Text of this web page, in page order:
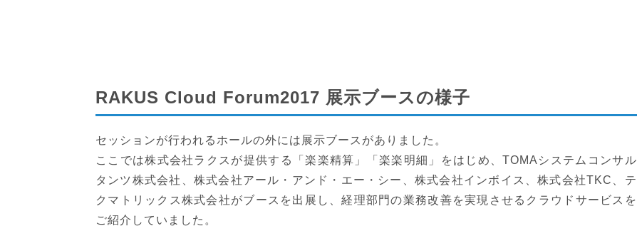
RAKUS Cloud Forum2017 展示ブースの様子
セッションが行われるホールの外には展示ブースがありました。
ここでは株式会社ラクスが提供する「楽楽精算」「楽楽明細」をはじめ、TOMAシステムコンサル
タンツ株式会社、株式会社アール・アンド・エー・シー、株式会社インボイス、株式会社TKC、テ
クマトリックス株式会社がブースを出展し、経理部門の業務改善を実現させるクラウドサービスを
ご紹介していました。